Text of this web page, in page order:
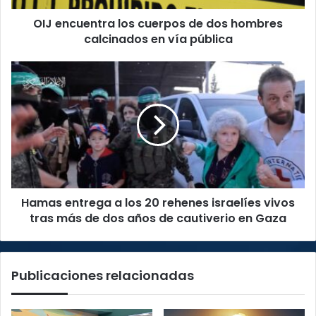
en
OIJ encuentra los cuerpos de dos hombres
calcinados en vía pública
Hamas
entrega
a
los
20
rehenes
israelíes
vivos
tras
más
cautiverio
Hamas entrega a los 20 rehenes israelíes vivos
tras más de dos años de cautiverio en Gaza
Publicaciones relacionadas